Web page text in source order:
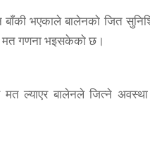
भएकाले बालेनको जित
गणना भइसकेको छ।
मत ल्याएर बालेनले जित्ने